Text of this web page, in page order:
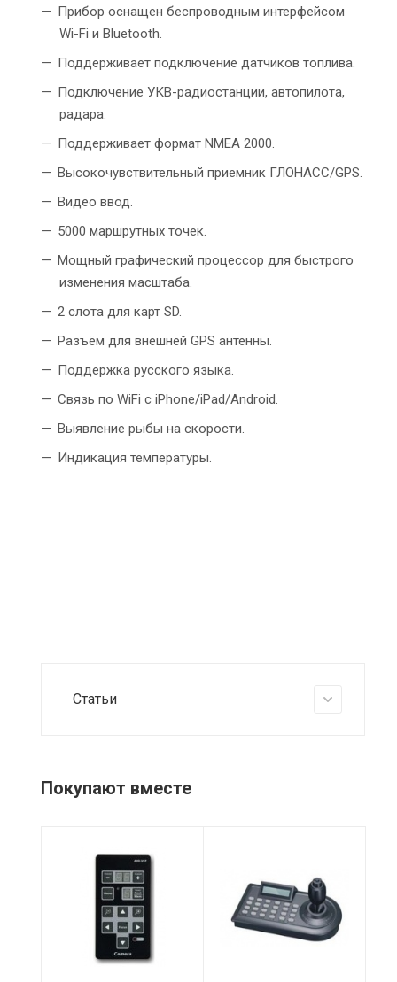
Прибор оснащен беспроводным интерфейсом
Wi-Fi и Bluetooth.
Поддерживает подключение датчиков топлива.
Подключение УКВ-радиостанции, автопилота,
радара.
Поддерживает формат NMEA 2000.
Высокочувствительный приемник ГЛОНАСС/GPS.
Видео ввод.
5000 маршрутных точек.
Мощный графический процессор для быстрого
изменения масштаба.
2 слота для карт SD.
Разъём для внешней GPS антенны.
Поддержка русского языка.
Связь по WiFi с iPhone/iPad/Android.
Выявление рыбы на скорости.
Индикация температуры.
Статьи
Покупают вместе
18-32 В пост.
тока (блок
управления
распределением
видеосигналов)
Потребление
Не более 2 Вт